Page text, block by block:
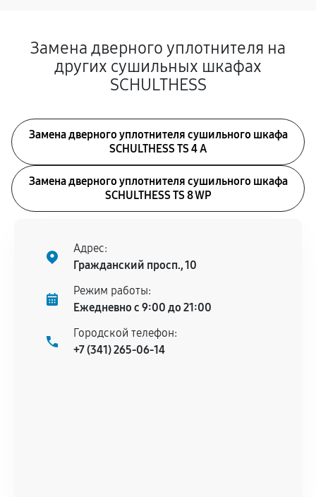
Заменa дверного уплотнителя на
других сушильных шкафах
SCHULTHESS
Заменa дверного уплотнителя сушильного шкафа
SCHULTHESS TS 4 A
Заменa дверного уплотнителя сушильного шкафа
SCHULTHESS TS 8 WP
Адрес:
Гражданский просп., 10
Режим работы:
Ежедневно с 9:00 до 21:00
Городской телефон:
+7 (341) 265-06-14